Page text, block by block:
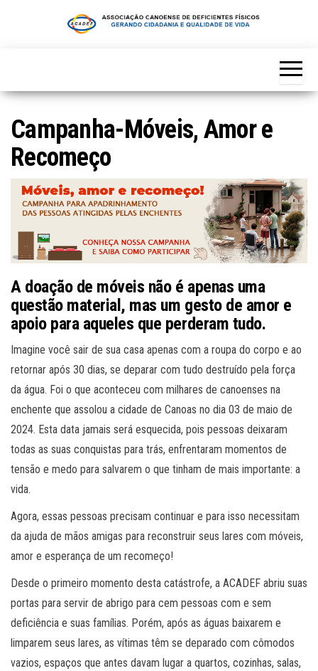
Campanha-Móveis, Amor e
Recomeço
A doação de móveis não é apenas uma
questão material, mas um gesto de amor e
apoio para aqueles que perderam tudo.
Imagine você sair de sua casa apenas com a roupa do corpo e ao
retornar após 30 dias, se deparar com tudo destruído pela força
da água. Foi o que aconteceu com milhares de canoenses na
enchente que assolou a cidade de Canoas no dia 03 de maio de
2024. Esta data jamais será esquecida, pois pessoas deixaram
todas as suas conquistas para trás, enfrentaram momentos de
tensão e medo para salvarem o que tinham de mais importante: a
vida.
Agora, essas pessoas precisam continuar e para isso necessitam
da ajuda de mãos amigas para reconstruir seus lares com móveis,
amor e esperança de um recomeço!
Desde o primeiro momento desta catástrofe, a ACADEF abriu suas
portas para servir de abrigo para cem pessoas com e sem
deficiência e suas famílias. Porém, após as águas baixarem e
limparem seus lares, as vítimas têm se deparado com cômodos
vazios, espaços que antes davam lugar a quartos, cozinhas, salas,